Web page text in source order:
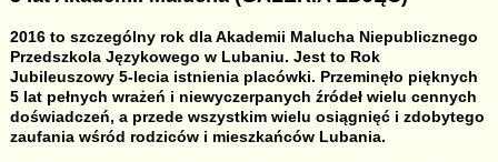
2016 to szczególny rok dla Akademii Malucha Niepublicznego
Przedszkola Językowego w Lubaniu. Jest to Rok
Jubileuszowy 5-lecia istnienia placówki. Przeminęło pięknych
5 lat pełnych wrażeń i niewyczerpanych źródeł wielu cennych
doświadczeń, a przede wszystkim wielu osiągnięć i zdobytego
zaufania wśród rodziców i mieszkańców Lubania.